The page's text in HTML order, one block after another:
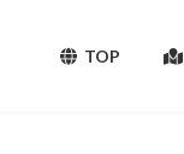
TOP